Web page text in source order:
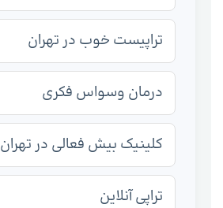
تراپیست خوب در تهران
درمان وسواس فکری
کلینیک بیش فعالی در تهران
تراپی آنلاین